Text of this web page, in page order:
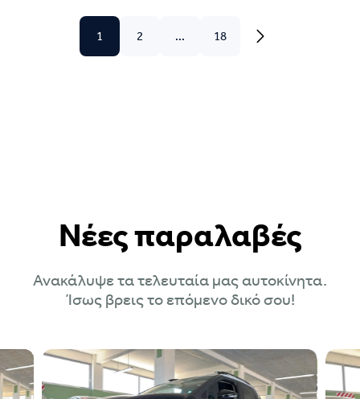
1 2 ... 18
Νέες παραλαβές
Ανακάλυψε τα τελευταία μας αυτοκίνητα.
Ίσως βρεις το επόμενο δικό σου!